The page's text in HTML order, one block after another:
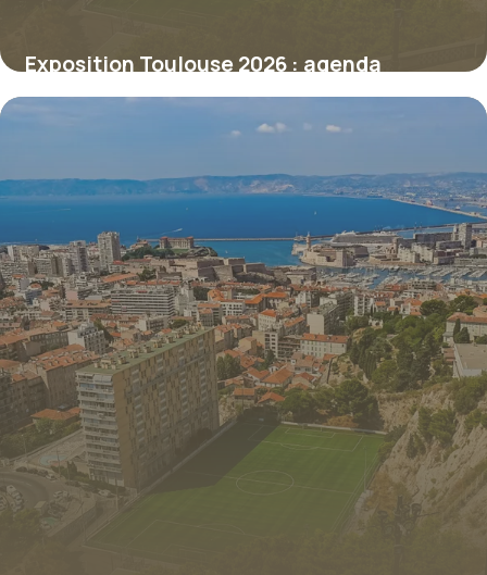
Exposition Toulouse 2026 : agenda
culturel